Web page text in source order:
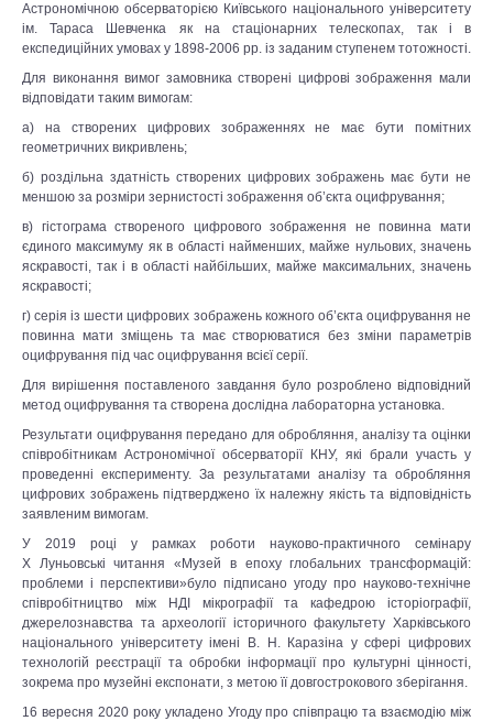
Астрономічною обсерваторією Київського національного університету
ім. Тараса Шевченка як на стаціонарних телескопах, так і в
експедиційних умовах у 1898-2006 рр. із заданим ступенем тотожності.
Для виконання вимог замовника створені цифрові зображення мали
відповідати таким вимогам:
а) на створених цифрових зображеннях не має бути помітних
геометричних викривлень;
б) роздільна здатність створених цифрових зображень має бути не
меншою за розміри зернистості зображення об’єкта оцифрування;
в) гістограма створеного цифрового зображення не повинна мати
єдиного максимуму як в області найменших, майже нульових, значень
яскравості, так і в області найбільших, майже максимальних, значень
яскравості;
г) серія із шести цифрових зображень кожного об’єкта оцифрування не
повинна мати зміщень та має створюватися без зміни параметрів
оцифрування під час оцифрування всієї серії.
Для вирішення поставленого завдання було розроблено відповідний
метод оцифрування та створена дослідна лабораторна установка.
Результати оцифрування передано для обробляння, аналізу та оцінки
співробітникам Астрономічної обсерваторії КНУ, які брали участь у
проведенні експерименту. За результатами аналізу та обробляння
цифрових зображень підтверджено їх належну якість та відповідність
заявленим вимогам.
У 2019 році у рамках роботи науково-практичного семінару
Х Луньовські читання «Музей в епоху глобальних трансформацій:
проблеми і перспективи»було підписано угоду про науково-технічне
співробітництво між НДІ мікрографії та кафедрою історіографії,
джерелознавства та археології історичного факультету Харківського
національного університету імені В. Н. Каразіна у сфері цифрових
технологій реєстрації та обробки інформації про культурні цінності,
зокрема про музейні експонати, з метою її довгострокового зберігання.
16 вересня 2020 року укладено Угоду про співпрацю та взаємодію між